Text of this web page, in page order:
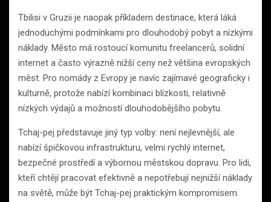
Tbilisi v Gruzii je naopak příkladem destinace, která láká
jednoduchými podmínkami pro dlouhodobý pobyt a nízkými
náklady. Město má rostoucí komunitu freelancerů, solidní
internet a často výrazně nižší ceny než většina evropských
měst. Pro nomády z Evropy je navíc zajímavé geograficky i
kulturně, protože nabízí kombinaci blízkosti, relativně
nízkých výdajů a možností dlouhodobějšího pobytu.
Tchaj-pej představuje jiný typ volby: není nejlevnější, ale
nabízí špičkovou infrastrukturu, velmi rychlý internet,
bezpečné prostředí a výbornou městskou dopravu. Pro lidi,
kteří chtějí pracovat efektivně a nepotřebují nejnižší náklady
na světě, může být Tchaj-pej praktickým kompromisem.